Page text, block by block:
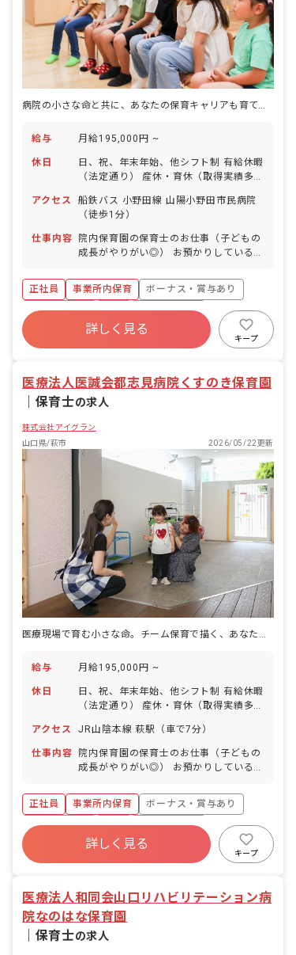
病院の小さな命と共に、あなたの保育キャリアも育てます
給与 月給195,000円 ~
休日
日、祝、年末年始、他シフト制 有給休暇
（法定通り） 産休・育休（取得実績多
日
アクセス
船鉄バス 小野田線 山陽小野田市民病院
（徒歩1分）
仕事内容
院内保育園の保育士のお仕事（子どもの
成長がやりがい◎） お預かりしている子
食事・睡眠・排泄・清潔・衣類の着脱等
・集団生活を通じた社会性の装着 ・行事
の計画・実行、お知らせの作成
正社員 事業所内保育
ボーナス・賞与あり
社会保険完備
有給
福利厚生充実
昇給昇進あり
産休育休制度
詳しく見る
キープ
医療法人医誠会都志見病院くすのき保育園
保育士の求人
株式会社アイグラン
山口県/萩市
2026/05/22更新
医療現場で育む小さな命。チーム保育で描く、あなたらしい保育の物語
給与 月給195,000円 ~
休日
日、祝、年末年始、他シフト制 有給休暇
（法定通り） 産休・育休（取得実績多
日
アクセス JR山陰本線 萩駅（車で7分）
仕事内容
院内保育園の保育士のお仕事（子どもの
成長がやりがい◎） お預かりしている子
食事・睡眠・排泄・清潔・衣類の着脱等
・集団生活を通じた社会性の装着 ・行事
の計画・実行、お知らせの作成
正社員 事業所内保育
ボーナス・賞与あり
社会保険完備
有給
福利厚生充実
昇給昇進あり
産休育休制度
詳しく見る
キープ
医療法人和同会山口リハビリテーション病
院なのはな保育園
保育士の求人